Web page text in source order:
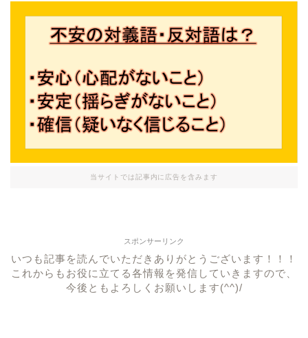
当サイトでは記事内に広告を含みます
スポンサーリンク
いつも記事を読んでいただきありがとうございます！！！
これからもお役に立てる各情報を発信していきますので、
今後ともよろしくお願いします(^^)/